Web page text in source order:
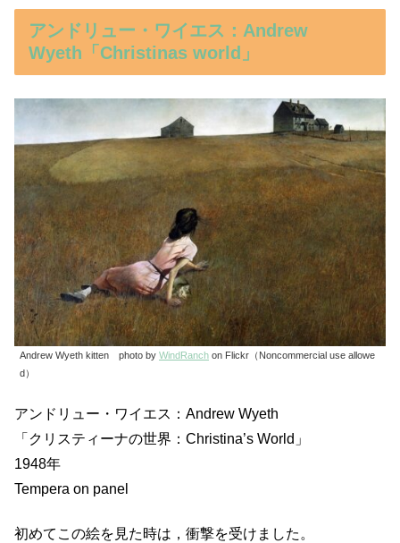
アンドリュー・ワイエス：Andrew
Wyeth「Christinas world」
Andrew Wyeth kitten photo by WindRanch on Flickr（Noncommercial use allowe
d）
アンドリュー・ワイエス：Andrew Wyeth
「クリスティーナの世界：Christina’s World」
1948年
Tempera on panel
初めてこの絵を見た時は，衝撃を受けました。